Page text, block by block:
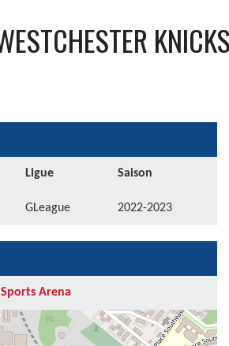
Ligue Saison
GLeague 2022-2023
Arena